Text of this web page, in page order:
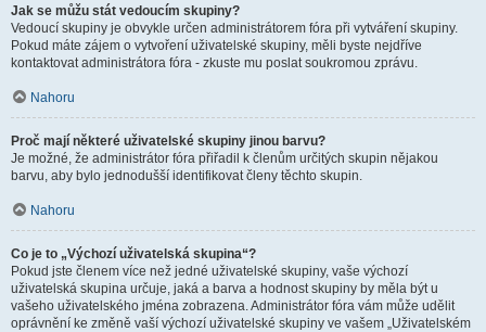
Jak se můžu stát vedoucím skupiny?
Vedoucí skupiny je obvykle určen administrátorem fóra při vytváření skupiny.
Pokud máte zájem o vytvoření uživatelské skupiny, měli byste nejdříve
kontaktovat administrátora fóra - zkuste mu poslat soukromou zprávu.
Nahoru
Proč mají některé uživatelské skupiny jinou barvu?
Je možné, že administrátor fóra přiřadil k členům určitých skupin nějakou
barvu, aby bylo jednodušší identifikovat členy těchto skupin.
Nahoru
Co je to „Výchozí uživatelská skupina“?
Pokud jste členem více než jedné uživatelské skupiny, vaše výchozí
uživatelská skupina určuje, jaká a barva a hodnost skupiny by měla být u
vašeho uživatelského jména zobrazena. Administrátor fóra vám může udělit
oprávnění ke změně vaší výchozí uživatelské skupiny ve vašem „Uživatelském